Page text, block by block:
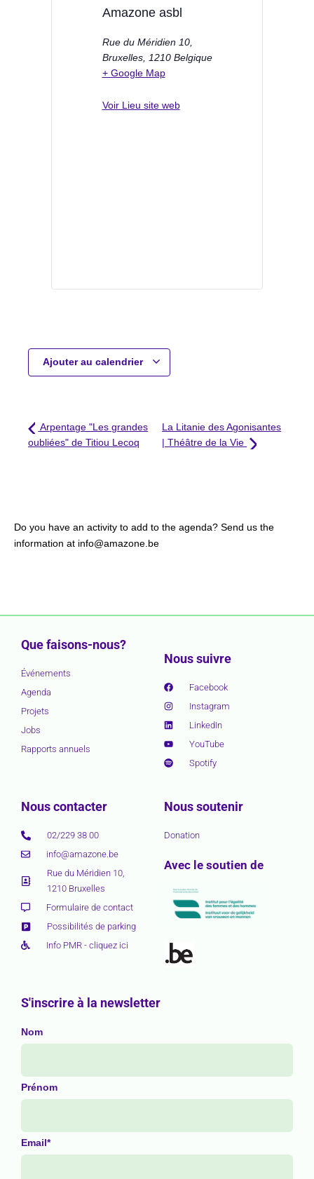
Amazone asbl
Rue du Méridien 10,
Bruxelles, 1210 Belgique
+ Google Map
Voir Lieu site web
Ajouter au calendrier
Arpentage "Les grandes
oubliées" de Titiou Lecoq
La Litanie des Agonisantes
| Théâtre de la Vie
Do you have an activity to add to the agenda? Send us the
information at info@amazone.be
Que faisons-nous?
Événements
Agenda
Projets
Jobs
Rapports annuels
Nous suivre
Facebook
Instagram
LinkedIn
YouTube
Spotify
Nous contacter
02/229 38 00
info@amazone.be
Rue du Méridien 10,
1210 Bruxelles
Formulaire de contact
Possibilités de parking
Info PMR - cliquez ici
Nous soutenir
Donation
Avec le soutien de
S'inscrire à la newsletter
Nom
Prénom
Email*